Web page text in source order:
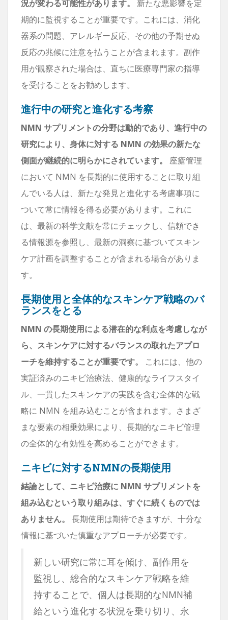
況が変わる可能性があります。
新たな悪影響を定
期的に監視することが重要です。これには、消化
器系の問題、アレルギー反応、その他の予期せぬ
反応の兆候に注意を払うことが含まれます。副作
用が観察された場合は、直ちに医療専門家の指導
を受けることをお勧めします。
進行中の研究と進化する考察
NMN サプリメントの分野は動的であり、進行中の
研究により、身体に対する NMN の効果の新たな
側面が継続的に明らかにされています。
座瘡管理
において NMN を長期的に使用することに取り組
んでいる人は、新たな発見と進化する考慮事項に
ついて常に情報を得る必要があります。これに
は、最新の科学文献を常にチェックし、信頼でき
る情報源を参照し、最新の洞察に基づいてスキン
ケア計画を調整することが含まれる場合がありま
す。
長期使用と全体的なスキンケア戦略のバ
ランスをとる
NMN の長期使用による潜在的な利点を考慮しなが
ら、スキンケアに対するバランスの取れたアプロ
ーチを維持することが重要です。
これには、他の
実証済みのニキビ治療法、健康的なライフスタイ
ル、一貫したスキンケアの実践を含む全体的な戦
略に NMN を組み込むことが含まれます。さまざ
まな要素の相乗効果により、長期的なニキビ管理
の全体的な有効性を高めることができます。
ニキビに対するNMNの長期使用
結論として、ニキビ治療に NMN サプリメントを
組み込むという取り組みは、すぐに続くものでは
ありません。
長期使用は期待できますが、十分な
情報に基づいた慎重なアプローチが必要です。
新しい研究に常に耳を傾け、副作用を
監視し、総合的なスキンケア戦略を維
持することで、個人は長期的なNMN補
給という進化する状況を乗り切り、永